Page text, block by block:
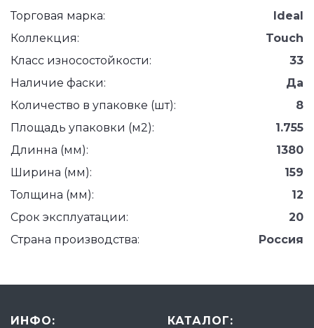
Торговая марка:
Ideal
Коллекция:
Touch
Класс износостойкости:
33
Наличие фаски:
Да
Количество в упаковке (шт):
8
Площадь упаковки (м2):
1.755
Длинна (мм):
1380
Ширина (мм):
159
Толщина (мм):
12
Срок эксплуатации:
20
Страна производства:
Россия
ИНФО:
КАТАЛОГ: